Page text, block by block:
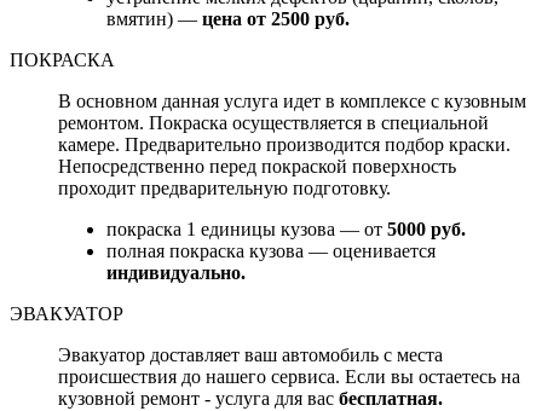
вмятин) — цена от 2500 руб.
ПОКРАСКА
В основном данная услуга идет в комплексе с кузовным
ремонтом. Покраска осуществляется в специальной
камере. Предварительно производится подбор краски.
Непосредственно перед покраской поверхность
проходит предварительную подготовку.
покраска 1 единицы кузова — от 5000 руб.
полная покраска кузова — оценивается
индивидуально.
ЭВАКУАТОР
Эвакуатор доставляет ваш автомобиль с места
происшествия до нашего сервиса. Если вы остаетесь на
кузовной ремонт - услуга для вас бесплатная.